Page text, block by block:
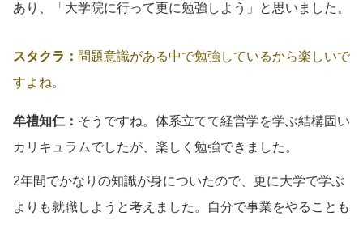
あり、「大学院に行って更に勉強しよう」と思いました。
スタクラ： 問題意識がある中で勉強しているから楽しいで
すよね。
牟禮知仁： そうですね。体系立てて経営学を学ぶ結構固い
カリキュラムでしたが、楽しく勉強できました。
2年間でかなりの知識が身についたので、更に大学で学ぶ
よりも就職しようと考えました。自分で事業をやることも